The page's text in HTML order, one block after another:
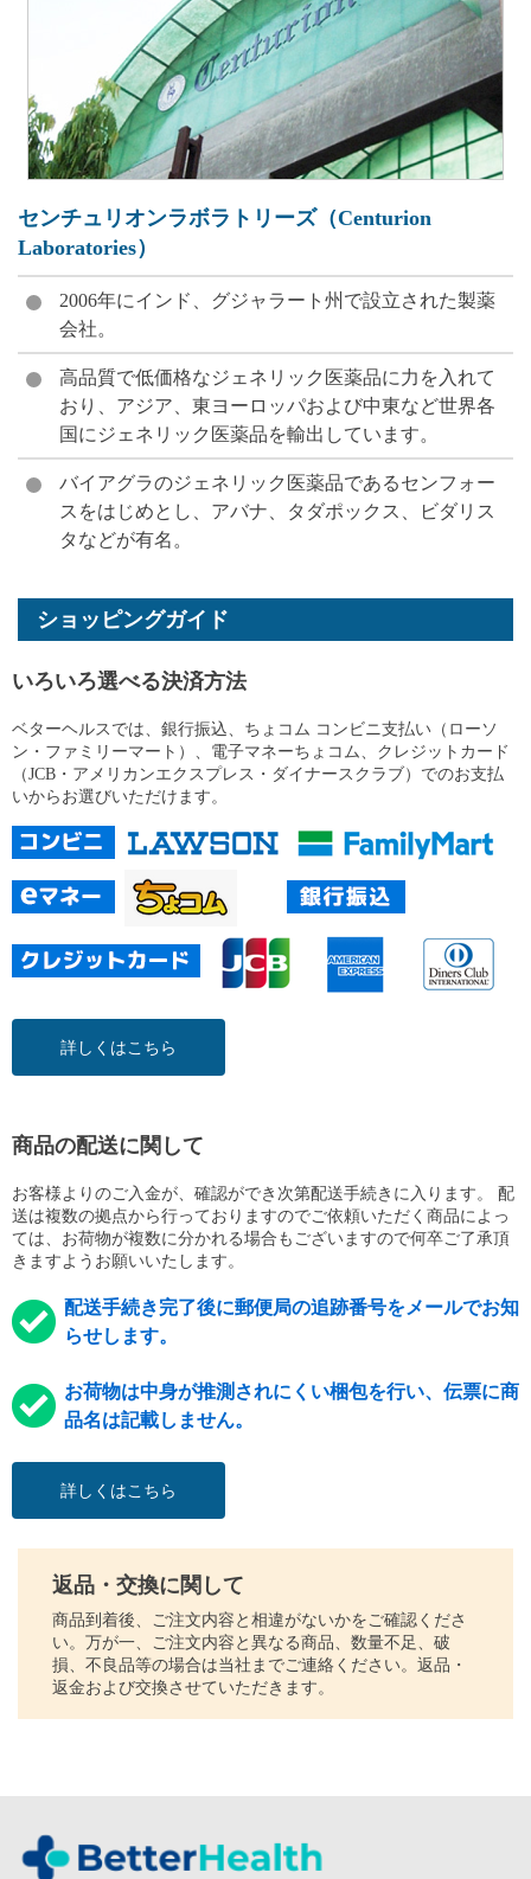
センチュリオンラボラトリーズ（Centurion
Laboratories）
2006年にインド、グジャラート州で設立された製薬
会社。
高品質で低価格なジェネリック医薬品に力を入れて
おり、アジア、東ヨーロッパおよび中東など世界各
国にジェネリック医薬品を輸出しています。
バイアグラのジェネリック医薬品であるセンフォー
スをはじめとし、アバナ、タダポックス、ビダリス
タなどが有名。
ショッピングガイド
いろいろ選べる決済方法
ベターヘルスでは、銀行振込、ちょコム コンビニ支払い（ローソ
ン・ファミリーマート）、電子マネーちょコム、クレジットカード
（JCB・アメリカンエクスプレス・ダイナースクラブ）でのお支払
いからお選びいただけます。
詳しくはこちら
商品の配送に関して
お客様よりのご入金が、確認ができ次第配送手続きに入ります。 配
送は複数の拠点から行っておりますのでご依頼いただく商品によっ
ては、お荷物が複数に分かれる場合もございますので何卒ご了承頂
きますようお願いいたします。
配送手続き完了後に郵便局の追跡番号をメールでお知
らせします。
お荷物は中身が推測されにくい梱包を行い、伝票に商
品名は記載しません。
詳しくはこちら
返品・交換に関して
商品到着後、ご注文内容と相違がないかをご確認くださ
い。万が一、ご注文内容と異なる商品、数量不足、破
損、不良品等の場合は当社までご連絡ください。返品・
返金および交換させていただきます。